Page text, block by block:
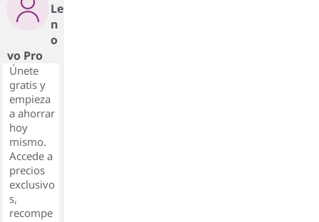
Le
n
o
vo Pro
Únete
gratis y
empieza
a ahorrar
hoy
mismo.
Accede a
precios
exclusivo
s,
recompe